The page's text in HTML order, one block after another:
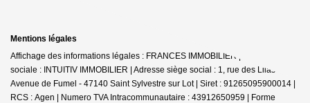
Mentions légales
Affichage des informations légales : FRANCES IMMOBILIER | Raison
sociale : INTUITIV IMMOBILIER | Adresse siège social : 1, rue des Lilas -
Avenue de Fumel - 47140 Saint Sylvestre sur Lot | Siret : 91265095900014 |
RCS : Agen | Numero TVA Intracommunautaire : 43912650959 | Forme